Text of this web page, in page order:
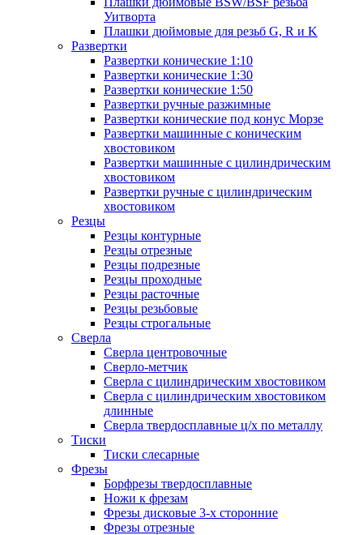
Уитворта
Плашки дюймовые для резьб G, R и K
Развертки
Развертки конические 1:10
Развертки конические 1:30
Развертки конические 1:50
Развертки ручные разжимные
Развертки конические под конус Морзе
Развертки машинные с коническим
хвостовиком
Развертки машинные с цилиндрическим
хвостовиком
Развертки ручные с цилиндрическим
хвостовиком
Резцы
Резцы контурные
Резцы отрезные
Резцы подрезные
Резцы проходные
Резцы расточные
Резцы резьбовые
Резцы строгальные
Сверла
Сверла центровочные
Сверло-метчик
Сверла с цилиндрическим хвостовиком
Сверла с цилиндрическим хвостовиком
длинные
Сверла твердосплавные ц/х по металлу
Тиски
Тиски слесарные
Фрезы
Борфрезы твердосплавные
Ножи к фрезам
Фрезы дисковые 3-х сторонние
Фрезы отрезные